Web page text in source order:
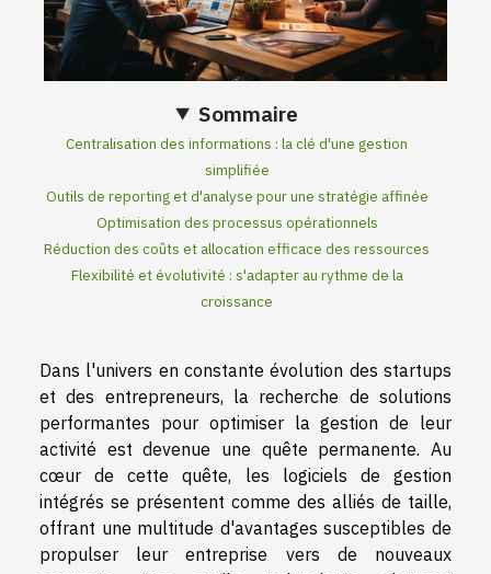
Sommaire
Centralisation des informations : la clé d'une gestion
simplifiée
Outils de reporting et d'analyse pour une stratégie affinée
Optimisation des processus opérationnels
Réduction des coûts et allocation efficace des ressources
Flexibilité et évolutivité : s'adapter au rythme de la
croissance
Dans l'univers en constante évolution des startups
et des entrepreneurs, la recherche de solutions
performantes pour optimiser la gestion de leur
activité est devenue une quête permanente. Au
cœur de cette quête, les logiciels de gestion
intégrés se présentent comme des alliés de taille,
offrant une multitude d'avantages susceptibles de
propulser leur entreprise vers de nouveaux